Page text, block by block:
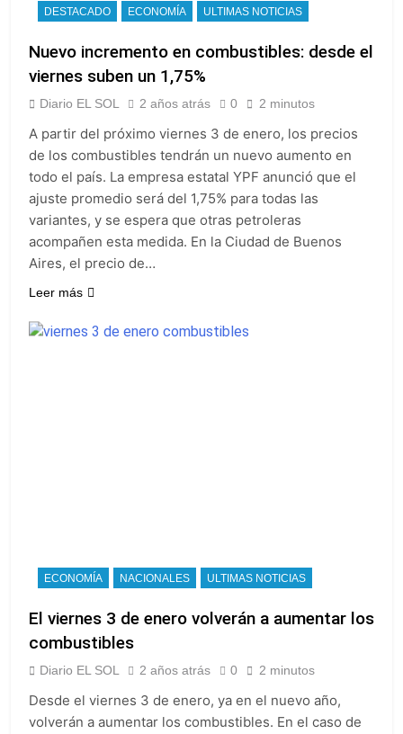
DESTACADO ECONOMÍA ULTIMAS NOTICIAS
Nuevo incremento en combustibles: desde el
viernes suben un 1,75%
Diario EL SOL 2 años atrás 0 2 minutos
A partir del próximo viernes 3 de enero, los precios
de los combustibles tendrán un nuevo aumento en
todo el país. La empresa estatal YPF anunció que el
ajuste promedio será del 1,75% para todas las
variantes, y se espera que otras petroleras
acompañen esta medida. En la Ciudad de Buenos
Aires, el precio de…
Leer más
ECONOMÍA NACIONALES ULTIMAS NOTICIAS
El viernes 3 de enero volverán a aumentar los
combustibles
Diario EL SOL 2 años atrás 0 2 minutos
Desde el viernes 3 de enero, ya en el nuevo año,
volverán a aumentar los combustibles. En el caso de